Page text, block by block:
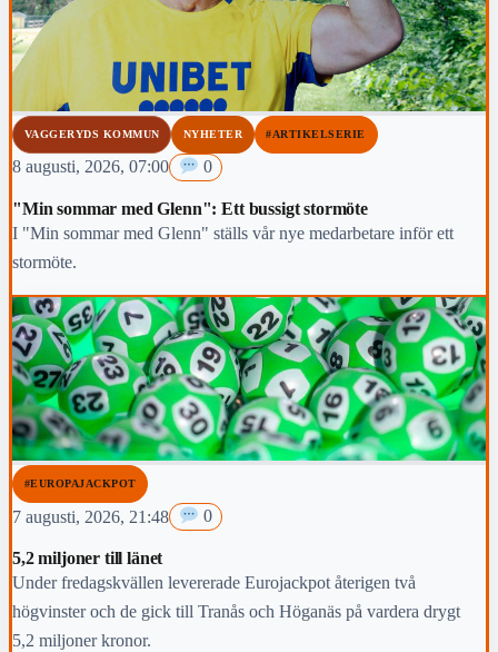
VAGGERYDS KOMMUN NYHETER #ARTIKELSERIE
8 augusti, 2026, 07:00 0
"Min sommar med Glenn": Ett bussigt stormöte
I "Min sommar med Glenn" ställs vår nye medarbetare inför ett
stormöte.
#EUROPAJACKPOT
7 augusti, 2026, 21:48 0
5,2 miljoner till länet
Under fredagskvällen levererade Eurojackpot återigen två
högvinster och de gick till Tranås och Höganäs på vardera drygt
5,2 miljoner kronor.